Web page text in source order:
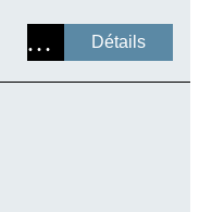
Détails